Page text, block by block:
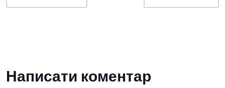
Написати коментар